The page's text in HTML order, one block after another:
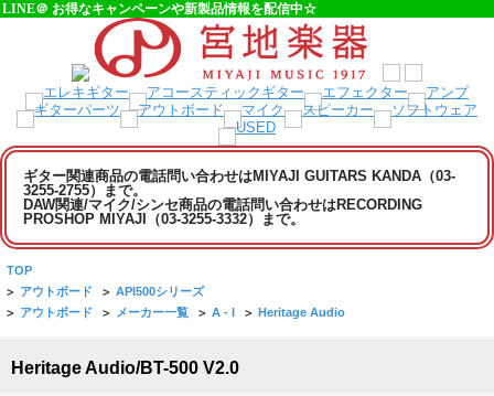
LINE＠ お得なキャンペーンや新製品情報を配信中☆
ギター関連商品の電話問い合わせはMIYAJI GUITARS KANDA（03-
3255-2755）まで。
DAW関連/マイク/シンセ商品の電話問い合わせはRECORDING
PROSHOP MIYAJI（03-3255-3332）まで。
TOP
> アウトボード > API500シリーズ
> アウトボード > メーカー一覧 > A - I > Heritage Audio
Heritage Audio/BT-500 V2.0